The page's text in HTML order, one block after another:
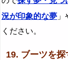
況が印象的な夢 」
ください。
19. ブーツを探